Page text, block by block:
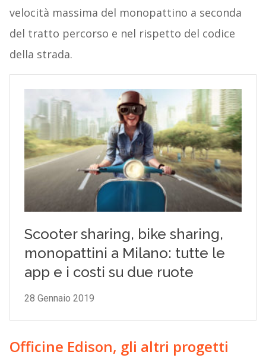
velocità massima del monopattino a seconda
del tratto percorso e nel rispetto del codice
della strada.
Officine Edison, gli altri progetti